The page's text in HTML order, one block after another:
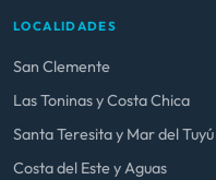
LOCALIDADES
San Clemente
Las Toninas y Costa Chica
Santa Teresita y Mar del Tuyú
Costa del Este y Aguas